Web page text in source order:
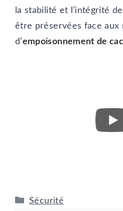
la stabilité et l’intégrité de
être préservées face aux
d’empoisonnement de
Catégories
Sécurité